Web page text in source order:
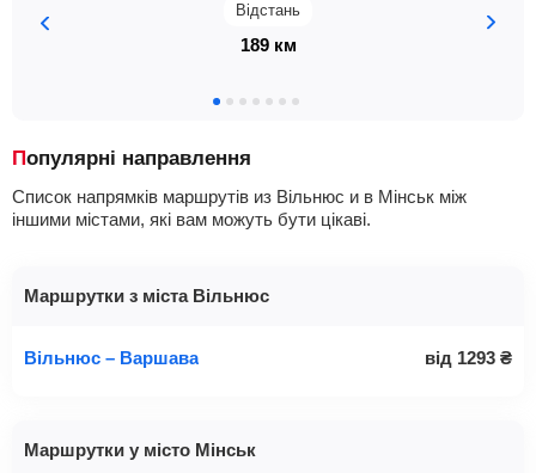
Відстань
189 км
Популярні направлення
Список напрямків маршрутів из Вільнюс и в Мінськ між
іншими містами, які вам можуть бути цікаві.
Маршрутки з міста Вільнюс
Вільнюс – Варшава від 1293 ₴
Маршрутки у місто Мінськ